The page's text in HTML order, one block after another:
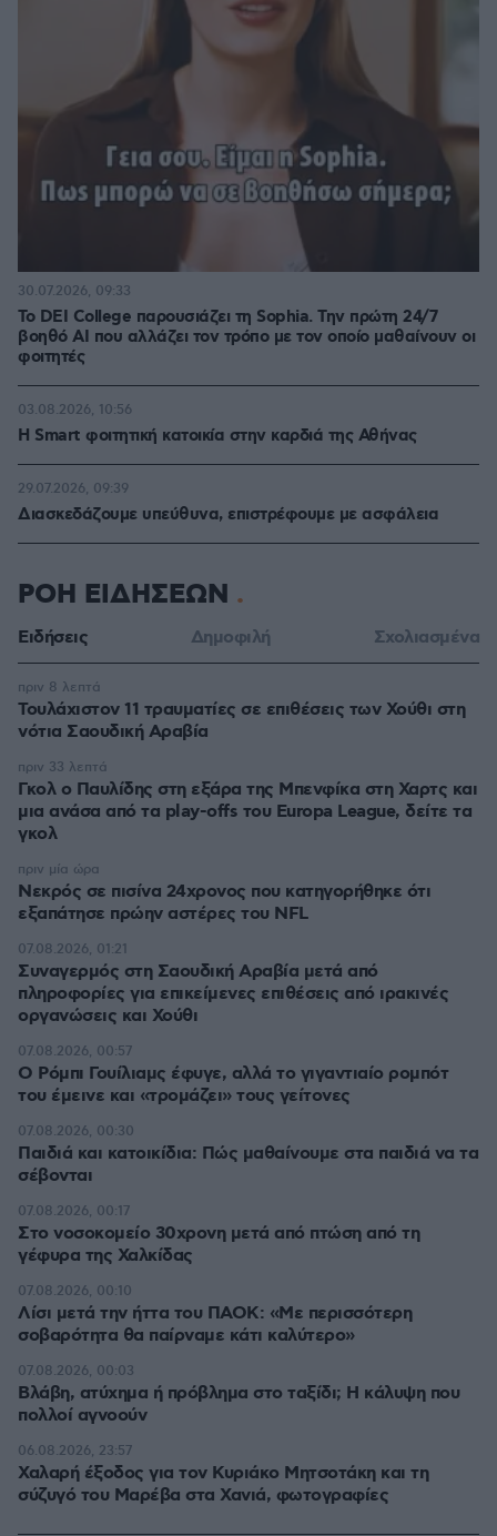
Το DEI College παρουσιάζει τη Sophia. Την πρώτη 24/7
βοηθό AI που αλλάζει τον τρόπο με τον οποίο μαθαίνουν οι
φοιτητές
30.07.2026, 09:33
Η Smart φοιτητική κατοικία στην καρδιά της Αθήνας
03.08.2026, 10:56
Διασκεδάζουμε υπεύθυνα, επιστρέφουμε με ασφάλεια
29.07.2026, 09:39
ΡΟΗ ΕΙΔΗΣΕΩΝ
Ειδήσεις Δημοφιλή Σχολιασμένα
Τουλάχιστον 11 τραυματίες σε επιθέσεις των Χούθι στη
νότια Σαουδική Αραβία
πριν 8 λεπτά
Γκολ ο Παυλίδης στη εξάρα της Μπενφίκα στη Χαρτς και
μια ανάσα από τα play-offs του Europa League, δείτε τα
γκολ
πριν 33 λεπτά
Νεκρός σε πισίνα 24χρονος που κατηγορήθηκε ότι
εξαπάτησε πρώην αστέρες του NFL
πριν μία ώρα
Συναγερμός στη Σαουδική Αραβία μετά από
πληροφορίες για επικείμενες επιθέσεις από ιρακινές
οργανώσεις και Χούθι
07.08.2026, 01:21
Ο Ρόμπι Γουίλιαμς έφυγε, αλλά το γιγαντιαίο ρομπότ
του έμεινε και «τρομάζει» τους γείτονες
07.08.2026, 00:57
Παιδιά και κατοικίδια: Πώς μαθαίνουμε στα παιδιά να τα
σέβονται
07.08.2026, 00:30
Στο νοσοκομείο 30χρονη μετά από πτώση από τη
γέφυρα της Χαλκίδας
07.08.2026, 00:17
Λίσι μετά την ήττα του ΠΑΟΚ: «Με περισσότερη
σοβαρότητα θα παίρναμε κάτι καλύτερο»
07.08.2026, 00:10
Βλάβη, ατύχημα ή πρόβλημα στο ταξίδι; Η κάλυψη που
πολλοί αγνοούν
07.08.2026, 00:03
Χαλαρή έξοδος για τον Κυριάκο Μητσοτάκη και τη
σύζυγό του Μαρέβα στα Χανιά, φωτογραφίες
06.08.2026, 23:57